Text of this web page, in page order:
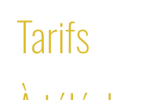
Tarifs